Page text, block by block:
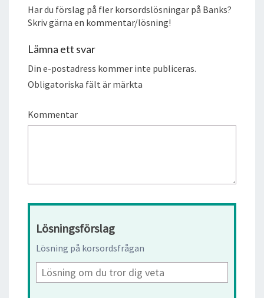
Har du förslag på fler korsordslösningar på Banks?
Skriv gärna en kommentar/lösning!
Lämna ett svar
Din e-postadress kommer inte publiceras.
Obligatoriska fält är märkta
Kommentar
Lösningsförslag
Lösning på korsordsfrågan